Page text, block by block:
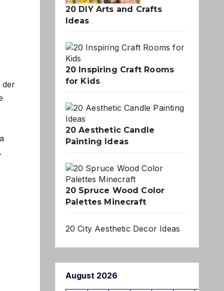
der
20 DIY Arts and Crafts
Ideas
20 Inspiring Craft Rooms
for Kids
20 Aesthetic Candle
Painting Ideas
20 Spruce Wood Color
Palettes Minecraft
20 City Aesthetic Decor Ideas
August 2026